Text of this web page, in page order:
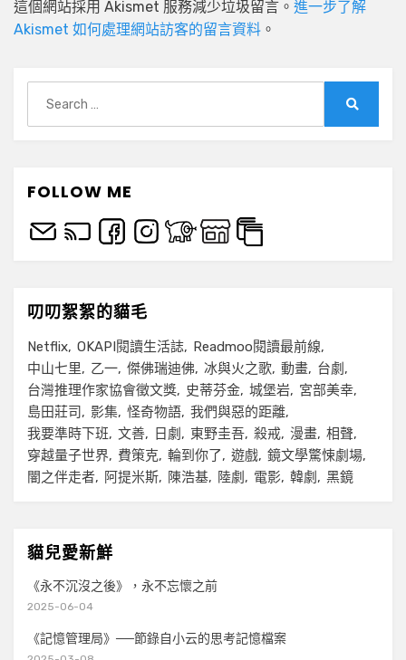
這個網站採用 Akismet 服務減少垃圾留言。 進一步了解
Akismet 如何處理網站訪客的留言資料 。
for:
FOLLOW ME
叨叨絮絮的貓毛
Netflix OKAPI閱讀生活誌
Readmoo閱讀最前線
中山七里
乙一 傑佛瑞迪佛 冰與火之歌 動畫
台劇
台灣推理作家協會徵文獎
史蒂芬金 城堡岩
宮部美幸
島田莊司
影集 怪奇物語 我們與惡的距離
我要準時下班
文善 日劇 東野圭吾 殺戒 漫畫 相聲
穿越量子世界
費策克 輪到你了 遊戲 鏡文學驚悚劇場
闇之伴走者
阿提米斯 陳浩基 陸劇 電影 韓劇 黑鏡
貓兒愛新鮮
《永不沉沒之後》，永不忘懷之前
2025-06-04
《記憶管理局》──節錄自小云的思考記憶檔案